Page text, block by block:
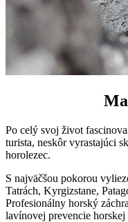
Po celý svoj život
turista, neskôr vyrastajúci
horolezec.
S najväčšou pokorou
Tatrách, Kyrgizstane,
Profesionálny horský
lavínovej prevencie horskej